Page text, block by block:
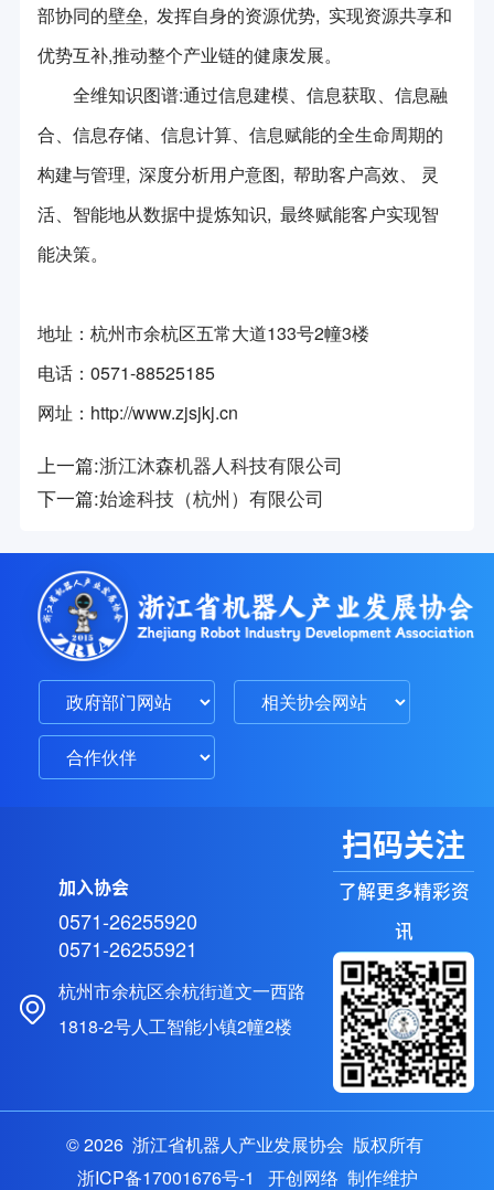
部协同的壁垒, 发挥自身的资源优势, 实现资源共享和
优势互补,推动整个产业链的健康发展。
全维知识图谱:通过信息建模、信息获取、信息融
合、信息存储、信息计算、信息赋能的全生命周期的
构建与管理, 深度分析用户意图, 帮助客户高效、 灵
活、智能地从数据中提炼知识, 最终赋能客户实现智
能决策。
地址：杭州市余杭区五常大道133号2幢3楼
电话 ：0571-88525185
网址 ： http://www.zjsjkj.cn
上一篇:浙江沐森机器人科技有限公司
下一篇:始途科技（杭州）有限公司
加入协会
0571-26255920
0571-26255921
杭州市余杭区余杭街道文一西路
1818-2号人工智能小镇2幢2楼
扫码关注
了解更多精彩资
讯
© 2026 浙江省机器人产业发展协会 版权所有
浙ICP备17001676号-1
开创网络 制作维护